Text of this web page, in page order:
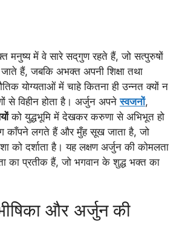
मनुष्य में वे सारे सद्‌गुण रहते हैं, जो सत्पुरुषों
हैं, जबकि अभक्त अपनी शिक्षा तथा
योग्यताओं में चाहे कितना ही उन्नत क्यों न
से विहीन होता है। अर्जुन अपनेस्वजनों,
को युद्धभूमि में देखकर करुणा से अभिभूत हो
काँपने लगते हैं और मुँह सूख जाता है, जो
को दर्शाता है। यह लक्षण अर्जुन की कोमलता
का प्रतीक हैं, जो भगवान के शुद्ध भक्त का
और अर्जुन की